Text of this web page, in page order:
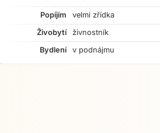
Popíjím
velmi zřídka
Živobytí
živnostník
Bydlení
v podnájmu